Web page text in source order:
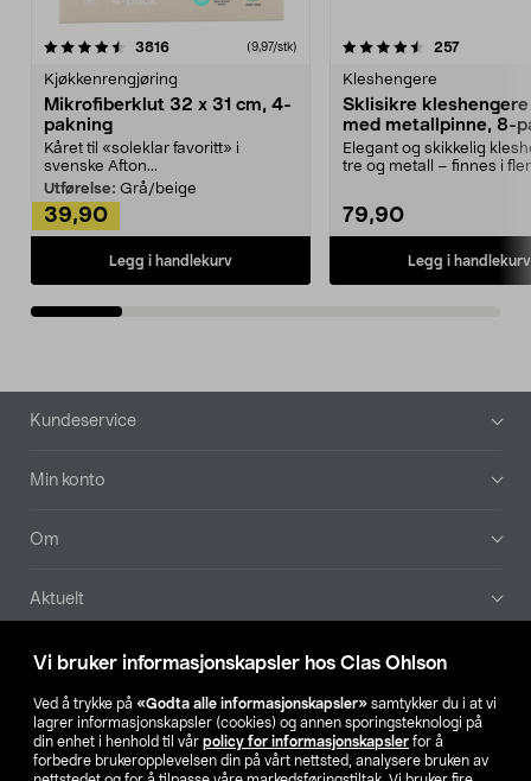
Vi bruker informasjonskapsler hos Clas Ohlson
Ved å trykke på «Godta alle informasjonskapsler» samtykker du i at vi
lagrer informasjonskapsler (cookies) og annen sporingsteknologi på
din enhet i henhold til vår policy for informasjonskapsler for å
forbedre brukeropplevelsen din på vårt nettsted, analysere bruken av
3816anmeldelser(9,97/stk)
Kjøkkenrengjøring
Mikrofiberklut 32 x 31 cm, 4-
pakning
Kåret til «soleklar favoritt» i
svenske Afton...
Utførelse: Grå/beige
39,90
Legg i handlekurv
4.5av 5 stjerner 257
Kleshengere
Sklisikre
med metallpinne, 8-
Elegant og skikkelig
tre og metall – finnes i
79,90
Legg i handlekurv
4.5av 5 stjerner
Bunntekst
Kundeservice
Min konto
Om
Aktuelt
Våre selskaper
Finn din butikk
SE NO FI